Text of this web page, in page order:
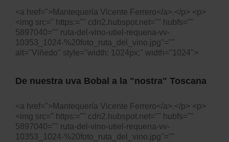
<a href=">Mantequería Vicente Ferrero</a>.</p> <p>
<img src=" https:="" cdn2.hubspot.net="" hubfs=""
5897040="" ruta-del-vino-utiel-requena-vv-
10353_1024-%20foto_ruta_del_vino.jpg"=""
alt="Viñedo" style="width: 1024px;" width="1024">
De nuestra uva Bobal a la "nostra" Toscana
<a href=">Mantequería Vicente Ferrero</a>.</p> <p>
<img src=" https:="" cdn2.hubspot.net="" hubfs=""
5897040="" ruta-del-vino-utiel-requena-vv-
10353_1024-%20foto_ruta_del_vino.jpg"=""